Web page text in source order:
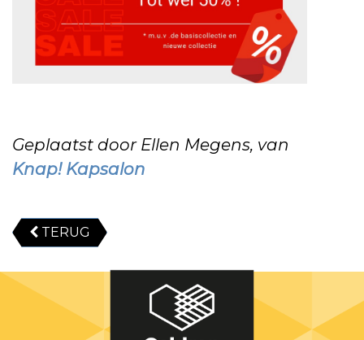
Geplaatst door Ellen Megens, van
Knap! Kapsalon
TERUG